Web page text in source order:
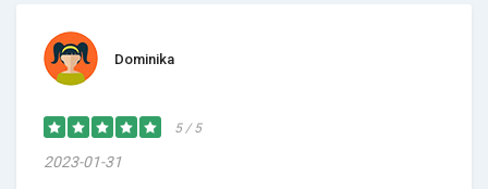
Dominika
5 / 5
2023-01-31